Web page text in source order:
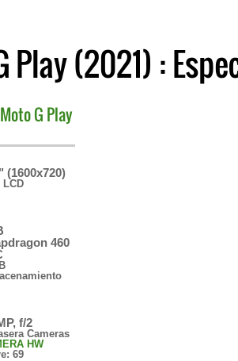
(2021) :
Moto G Play
(1600x720)
LCD
460
f/2
Cameras
HW
69